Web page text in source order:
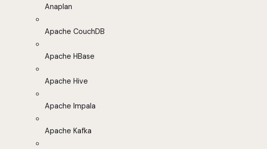
Anaplan
Apache CouchDB
Apache HBase
Apache Hive
Apache Impala
Apache Kafka